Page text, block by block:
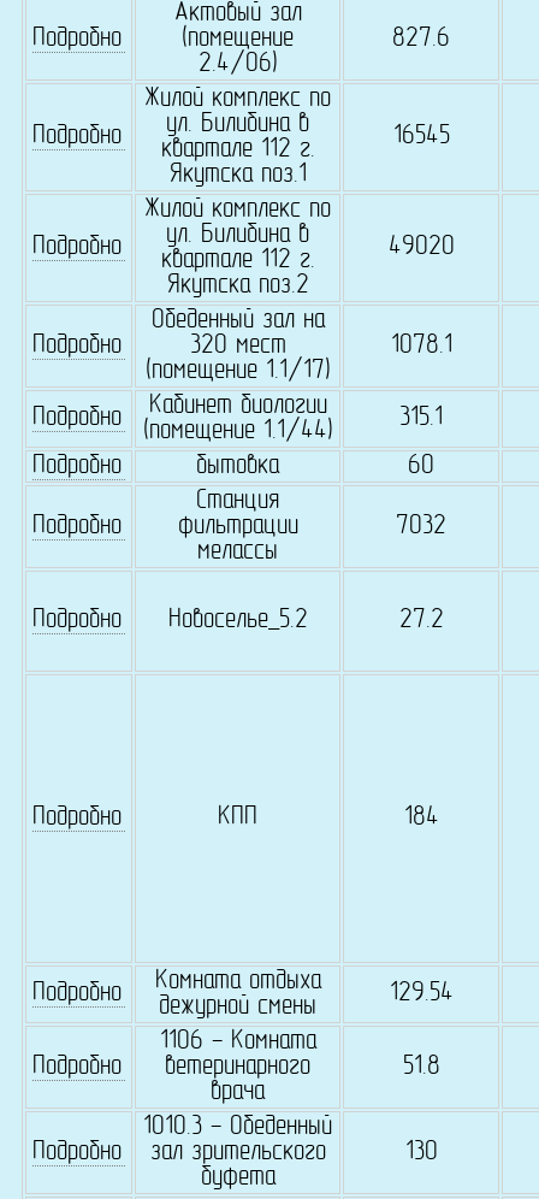
Подробно
Актовый зал
(помещение
2.4/06)
827.6
Подробно
Жилой комплекс по
ул. Билибина в
квартале 112 г.
Якутска поз.1
16545
Подробно
Жилой комплекс по
ул. Билибина в
квартале 112 г.
Якутска поз.2
49020
Подробно
Обеденный зал на
320 мест
(помещение 1.1/17)
1078.1
Подробно
Кабинет биологии
(помещение 1.1/44)
315.1
Подробно
бытовка 60
Подробно
Станция
фильтрации
мелассы
7032
Подробно Новоселье_5.2 27.2
Подробно КПП 184
Подробно
Комната отдыха
дежурной смены
129.54
Подробно
1106 - Комната
ветеринарного
врача
51.8
Подробно
1010.3 - Обеденный
зал зрительского
буфета
130